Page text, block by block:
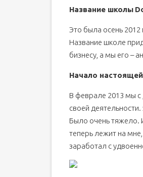
Название школы
Это была осень 2012
Название школе
бизнесу, а мы его –
Начало
В феврале 2013 мы
своей
Было очень тяжело.
теперь лежит на
заработал с